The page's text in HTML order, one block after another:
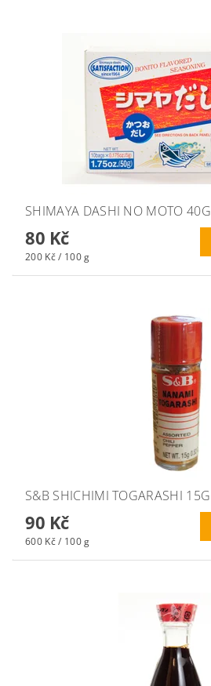
SHIMAYA DASHI NO MOTO 40G
80 Kč
200 Kč / 100 g
S&B SHICHIMI TOGARASHI 15G
90 Kč
600 Kč / 100 g